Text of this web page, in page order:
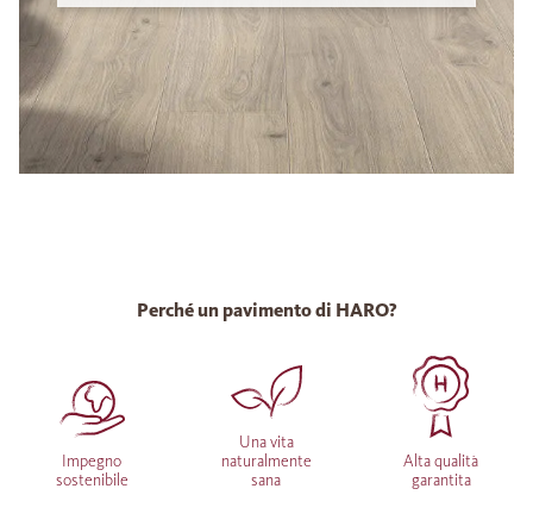
Perché un pavimento di HARO?
Impegno
sostenibile
Una vita
naturalmente
sana
Alta qualità
garantita